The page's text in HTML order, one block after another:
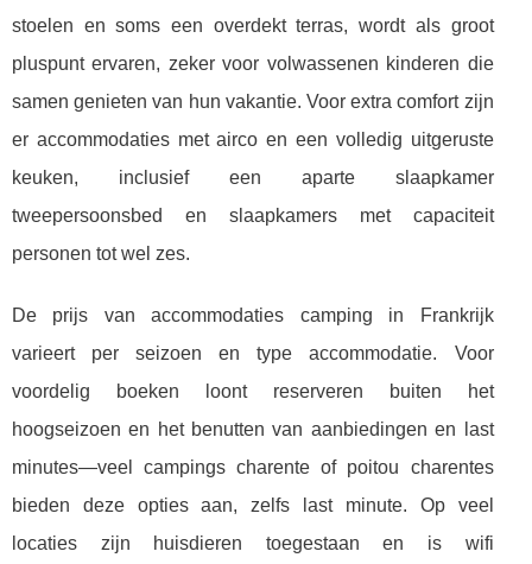
stoelen en soms een overdekt terras, wordt als groot
pluspunt ervaren, zeker voor volwassenen kinderen die
samen genieten van hun vakantie. Voor extra comfort zijn
er accommodaties met airco en een volledig uitgeruste
keuken, inclusief een aparte slaapkamer
tweepersoonsbed en slaapkamers met capaciteit
personen tot wel zes.
De prijs van accommodaties camping in Frankrijk
varieert per seizoen en type accommodatie. Voor
voordelig boeken loont reserveren buiten het
hoogseizoen en het benutten van aanbiedingen en last
minutes—veel campings charente of poitou charentes
bieden deze opties aan, zelfs last minute. Op veel
locaties zijn huisdieren toegestaan en is wifi